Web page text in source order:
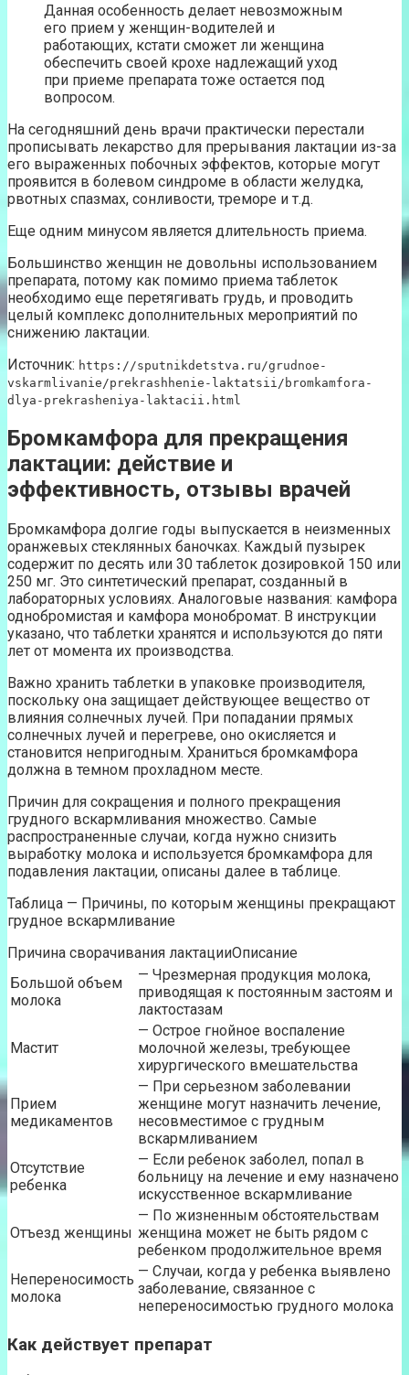
Данная особенность делает невозможным
его прием у женщин-водителей и
работающих, кстати сможет ли женщина
обеспечить своей крохе надлежащий уход
при приеме препарата тоже остается под
вопросом.
На сегодняшний день врачи практически перестали
прописывать лекарство для прерывания лактации из-за
его выраженных побочных эффектов, которые могут
проявится в болевом синдроме в области желудка,
рвотных спазмах, сонливости, треморе и т.д.
Еще одним минусом является длительность приема.
Большинство женщин не довольны использованием
препарата, потому как помимо приема таблеток
необходимо еще перетягивать грудь, и проводить
целый комплекс дополнительных мероприятий по
снижению лактации.
Источник: https://sputnikdetstva.ru/grudnoe-
vskarmlivanie/prekrashhenie-laktatsii/bromkamfora-
dlya-prekrasheniya-laktacii.html
Бромкамфора для прекращения
лактации: действие и
эффективность, отзывы врачей
Бромкамфора долгие годы выпускается в неизменных
оранжевых стеклянных баночках. Каждый пузырек
содержит по десять или 30 таблеток дозировкой 150 или
250 мг. Это синтетический препарат, созданный в
лабораторных условиях. Аналоговые названия: камфора
однобромистая и камфора монобромат. В инструкции
указано, что таблетки хранятся и используются до пяти
лет от момента их производства.
Важно хранить таблетки в упаковке производителя,
поскольку она защищает действующее вещество от
влияния солнечных лучей. При попадании прямых
солнечных лучей и перегреве, оно окисляется и
становится непригодным. Храниться бромкамфора
должна в темном прохладном месте.
Причин для сокращения и полного прекращения
грудного вскармливания множество. Самые
распространенные случаи, когда нужно снизить
выработку молока и используется бромкамфора для
подавления лактации, описаны далее в таблице.
Таблица — Причины, по которым женщины прекращают
грудное вскармливание
Причина сворачивания лактацииОписание
Большой объем
молока
— Чрезмерная продукция молока,
приводящая к постоянным застоям и
лактостазам
Мастит
— Острое гнойное воспаление
молочной железы, требующее
хирургического вмешательства
Прием
медикаментов
— При серьезном заболевании
женщине могут назначить лечение,
несовместимое с грудным
вскармливанием
Отсутствие
ребенка
— Если ребенок заболел, попал в
больницу на лечение и ему назначено
искусственное вскармливание
Отъезд женщины
— По жизненным обстоятельствам
женщина может не быть рядом с
ребенком продолжительное время
Непереносимость
молока
— Случаи, когда у ребенка выявлено
заболевание, связанное с
непереносимостью грудного молока
Как действует препарат